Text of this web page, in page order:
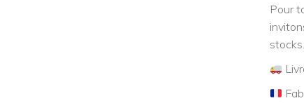
Pour
stocks.